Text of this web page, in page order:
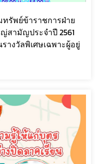
รัพย์ข้าราชการฝ่าย
สามัญประจำปี 2561
างวัลพิเศษเฉพาะผู้อยู่